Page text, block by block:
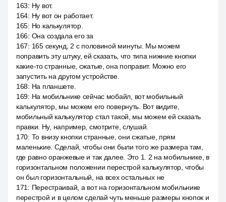
163: Ну вот.
164: Ну вот он работает.
165: Но калькулятор.
166: Она создала его за
167: 165 секунд, 2 с половиной минуты. Мы можем
поправить эту штуку, ей сказать, что типа нижние кнопки
какие-то странные, сжатые, она поправит. Можно его
запустить на другом устройстве.
168: На планшете.
169: На мобильнике сейчас мобайл, вот мобильный
калькулятор, мы можем его повернуть. Вот видите,
мобильный калькулятор стал такой, мы можем ей сказать
правки. Ну, например, смотрите, слушай.
170: То внизу кнопки странные, они сжатые, прям
маленькие. Сделай, чтобы они были того же размера там,
где равно оранжевые и так далее. Это 1. 2 на мобильнике, в
горизонтальном положении перестрой калькулятор, чтобы
он был горизонтальный, на всех остальных не
171 : Перестраивай, а вот на горизонтальном мобильнике
перестрой и в целом сделай чуть меньше размеры кнопок и